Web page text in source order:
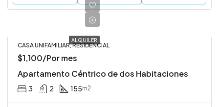
ALQUILER
CASA UNIFAMILIAR, RESIDENCIAL
$1,100/Por mes
Apartamento Céntrico de dos Habitaciones
3 2 155m2